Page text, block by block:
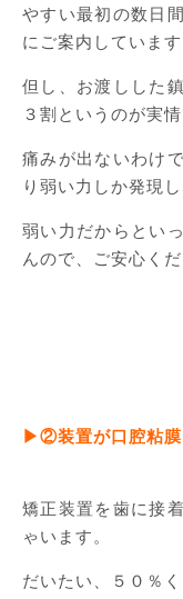
やすい最初の数日
にご案内しています
但し、お渡しした
３割というのが実情
痛みが出ないわけ
り弱い力しか発現
弱い力だからとい
んので、ご安心くだ
▶②装置が口腔粘膜
矯正装置を歯に接
ゃいます。
だいたい、５０％